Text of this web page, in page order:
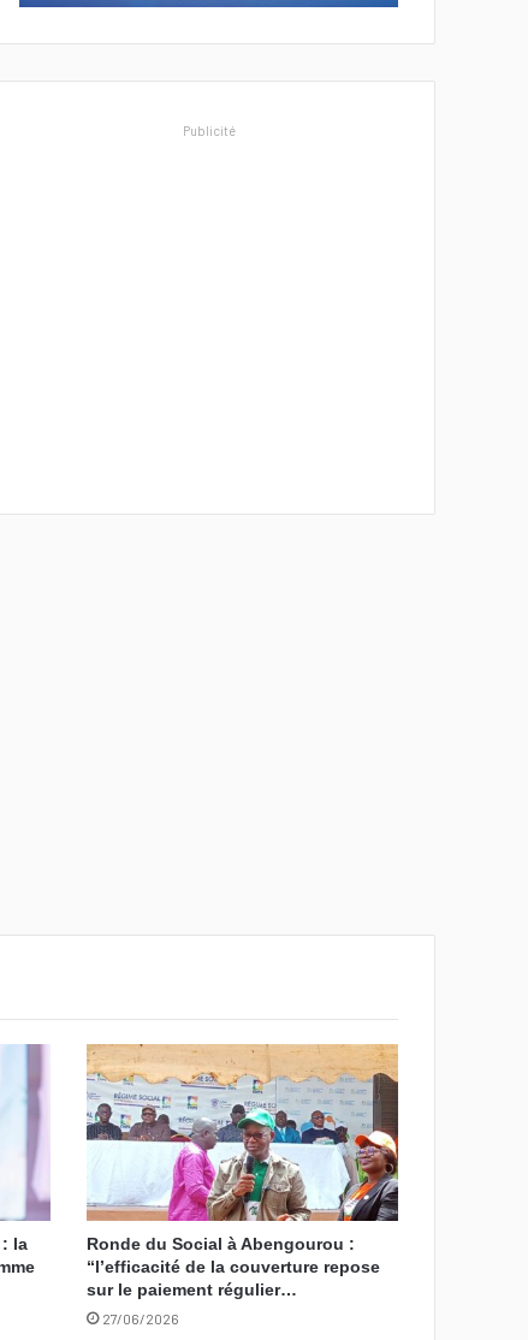
Publicité
la
Ronde du Social à Abengourou :
“l’efficacité de la couverture repose
sur le paiement régulier…
27/06/2026